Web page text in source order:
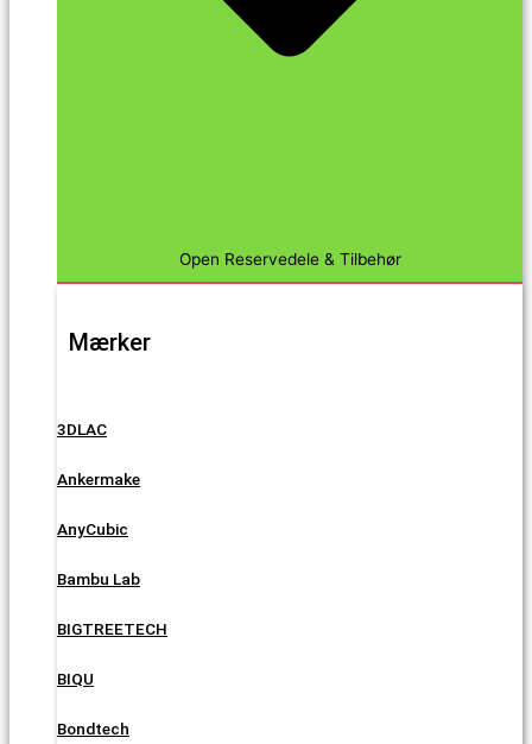
Open Reservedele & Tilbehør
Mærker
3DLAC
Ankermake
AnyCubic
Bambu Lab
BIGTREETECH
BIQU
Bondtech